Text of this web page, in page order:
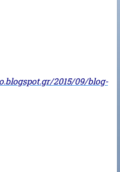
2015/09/blog-